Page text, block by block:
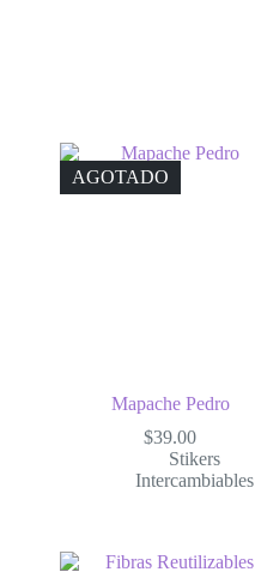
AGOTADO
Mapache Pedro
$39.00
Stikers
Intercambiables